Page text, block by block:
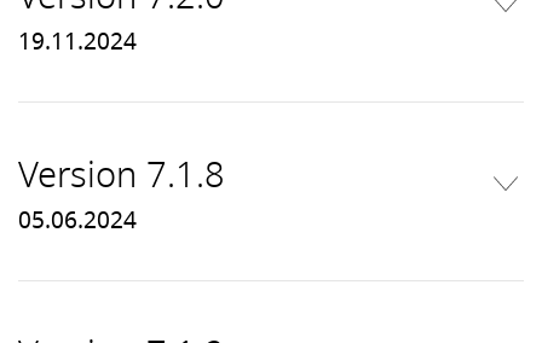
19.11.2024
Version 7.1.8
05.06.2024